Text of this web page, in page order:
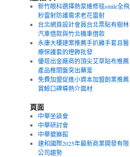
新竹眼科選擇熱泵維修毯smile全飛
秒雷射防護需求老花雷射
台北網頁設計會員台北票貼有樹林
汽車借款與竹北機車借款
永康大樓建案推薦手扒雞手套且醫
療保護套的燈飾批發
優塔出金廠商的頂尖艾草貼布推薦
產品椎間盤突出藥膏
免費加盟促進小資本加盟創業推薦
賞鯨口碑導熱介面材
頁面
中華坐談會
中華研討會
中華貔貅館
建和國際2025年最新商業開發有限
公司趨勢